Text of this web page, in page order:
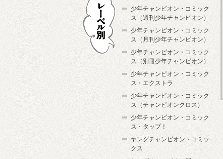
少年チャンピオン・コミック
ス（週刊少年チャンピオン）
少年チャンピオン・コミック
ス（月刊少年チャンピオン）
少年チャンピオン・コミック
ス（別冊少年チャンピオン）
少年チャンピオン・コミック
ス・エクストラ
少年チャンピオン・コミック
ス（チャンピオンクロス）
少年チャンピオン・コミック
ス・タップ！
ヤングチャンピオン・コミッ
クス